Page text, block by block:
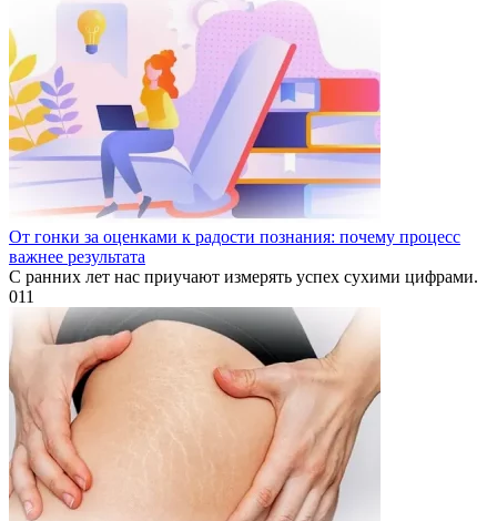
От гонки за оценками к радости познания: почему процесс
важнее результата
С ранних лет нас приучают измерять успех сухими цифрами.
011